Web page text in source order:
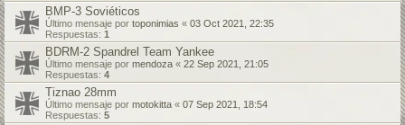
BMP-3 Soviéticos
Último mensaje por toponimias « 03 Oct 2021, 22:35
Respuestas: 1
BDRM-2 Spandrel Team Yankee
Último mensaje por mendoza « 22 Sep 2021, 21:05
Respuestas: 4
Tiznao 28mm
Último mensaje por motokitta « 07 Sep 2021, 18:54
Respuestas: 5